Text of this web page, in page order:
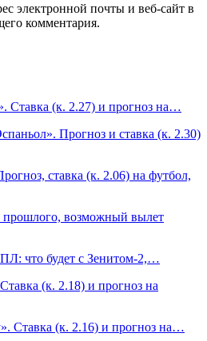
электронной почты и веб-сайт в
комментария.
Ставка (к. 2.27) и прогноз на…
Прогноз и ставка (к. 2.30)
ставка (к. 2.06) на футбол,
прошлого, возможный вылет
что будет с Зенитом-2,…
(к. 2.18) и прогноз на
Ставка (к. 2.16) и прогноз на…